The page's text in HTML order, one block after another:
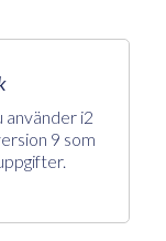
använder i2
9 som